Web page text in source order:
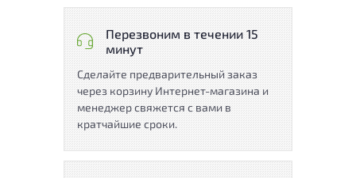
Перезвоним в течении 15
минут
Сделайте предварительный заказ
через корзину Интернет-магазина и
менеджер свяжется с вами в
кратчайшие сроки.